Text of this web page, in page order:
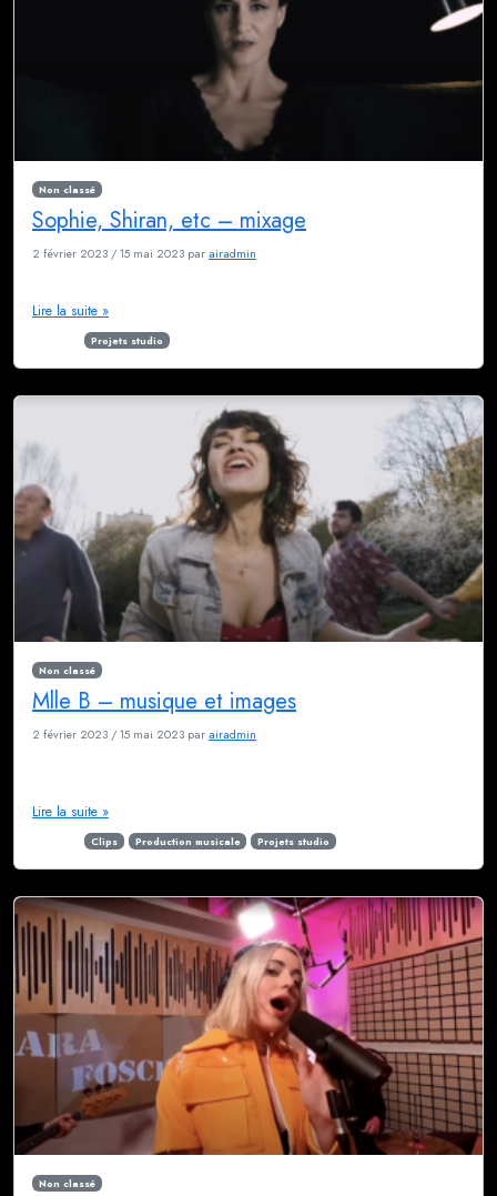
Non classé
Sophie, Shiran, etc – mixage
2 février 2023 / 15 mai 2023 par airadmin
Lire la suite »
Projets studio
Non classé
Mlle B – musique et images
2 février 2023 / 15 mai 2023 par airadmin
Lire la suite »
Clips Production musicale Projets studio
Non classé